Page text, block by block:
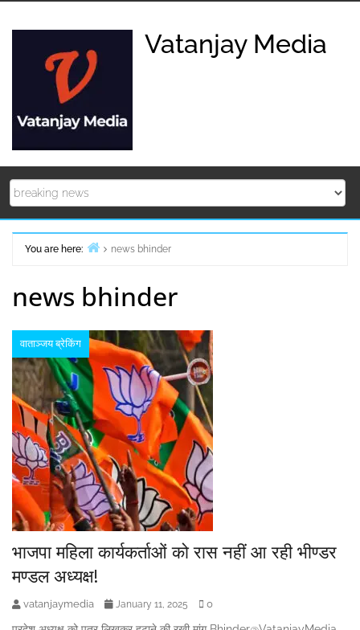
Vatanjay Media
You are here:
news bhinder
news bhinder
वाताञ्जय ब्रेकिंग
भाजपा महिला कार्यकर्ताओं को रास नहीं आ रही भीण्डर
मण्डल अध्यक्ष!
vatanjaymedia January 11, 2025 0